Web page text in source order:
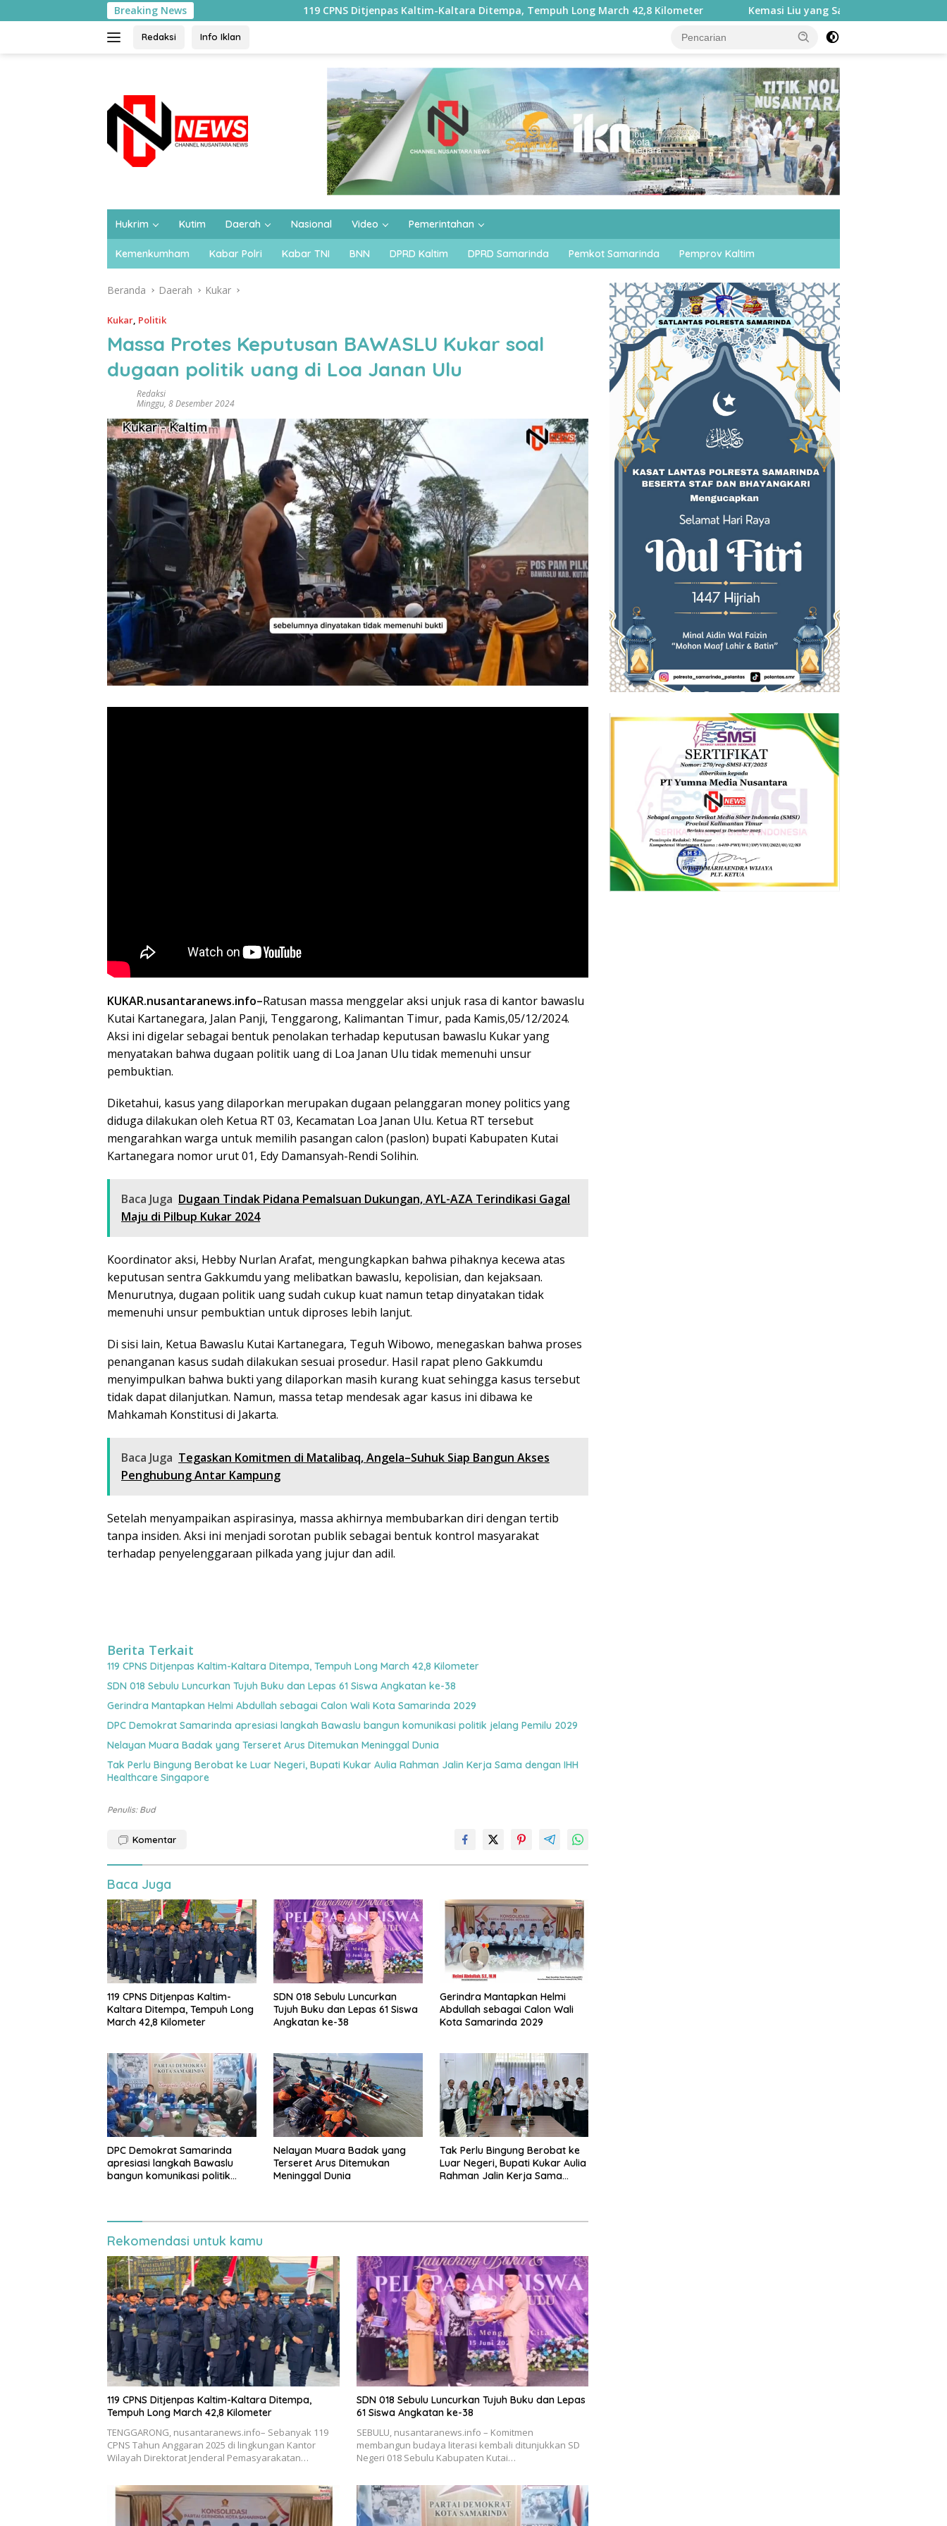
ke
Breaking News119 CPNS Ditjenpas Kaltim-Kaltara Ditempa, Tempuh Long March 42,8 Kilometer Kemasi Liu yang Saya Kenal: Di Balik Perjuangan Seorang
Redaksi Info Iklan
Hukrim Kutim Daerah Nasional Video Pemerintahan
Kemenkumham Kabar Polri Kabar TNI BNN DPRD Kaltim DPRD Samarinda Pemkot Samarinda Pemprov Kaltim
Beranda Daerah Kukar
Kukar, Politik
Massa Protes Keputusan BAWASLU Kukar soal
dugaan politik uang di Loa Janan Ulu
Redaksi
Minggu, 8 Desember 2024
KUKAR.nusantaranews.info–Ratusan massa menggelar aksi unjuk rasa di kantor bawaslu
Kutai Kartanegara, Jalan Panji, Tenggarong, Kalimantan Timur, pada Kamis,05/12/2024.
Aksi ini digelar sebagai bentuk penolakan terhadap keputusan bawaslu Kukar yang
menyatakan bahwa dugaan politik uang di Loa Janan Ulu tidak memenuhi unsur
pembuktian.
Diketahui, kasus yang dilaporkan merupakan dugaan pelanggaran money politics yang
diduga dilakukan oleh Ketua RT 03, Kecamatan Loa Janan Ulu. Ketua RT tersebut
mengarahkan warga untuk memilih pasangan calon (paslon) bupati Kabupaten Kutai
Kartanegara nomor urut 01, Edy Damansyah-Rendi Solihin.
Baca Juga Dugaan Tindak Pidana Pemalsuan Dukungan, AYL-AZA Terindikasi Gagal
Maju di Pilbup Kukar 2024
Koordinator aksi, Hebby Nurlan Arafat, mengungkapkan bahwa pihaknya kecewa atas
keputusan sentra Gakkumdu yang melibatkan bawaslu, kepolisian, dan kejaksaan.
Menurutnya, dugaan politik uang sudah cukup kuat namun tetap dinyatakan tidak
memenuhi unsur pembuktian untuk diproses lebih lanjut.
Di sisi lain, Ketua Bawaslu Kutai Kartanegara, Teguh Wibowo, menegaskan bahwa proses
penanganan kasus sudah dilakukan sesuai prosedur. Hasil rapat pleno Gakkumdu
menyimpulkan bahwa bukti yang dilaporkan masih kurang kuat sehingga kasus tersebut
tidak dapat dilanjutkan. Namun, massa tetap mendesak agar kasus ini dibawa ke
Mahkamah Konstitusi di Jakarta.
Baca Juga Tegaskan Komitmen di Matalibaq, Angela–Suhuk Siap Bangun Akses
Penghubung Antar Kampung
Setelah menyampaikan aspirasinya, massa akhirnya membubarkan diri dengan tertib
tanpa insiden. Aksi ini menjadi sorotan publik sebagai bentuk kontrol masyarakat
terhadap penyelenggaraan pilkada yang jujur dan adil.
Berita Terkait
119 CPNS Ditjenpas Kaltim-Kaltara Ditempa, Tempuh Long March 42,8 Kilometer
SDN 018 Sebulu Luncurkan Tujuh Buku dan Lepas 61 Siswa Angkatan ke-38
Gerindra Mantapkan Helmi Abdullah sebagai Calon Wali Kota Samarinda 2029
DPC Demokrat Samarinda apresiasi langkah Bawaslu bangun komunikasi politik jelang Pemilu 2029
Nelayan Muara Badak yang Terseret Arus Ditemukan Meninggal Dunia
Tak Perlu Bingung Berobat ke Luar Negeri, Bupati Kukar Aulia Rahman Jalin Kerja Sama dengan IHH
Healthcare Singapore
Penulis: Bud
Komentar
Baca Juga
119 CPNS Ditjenpas Kaltim-
Kaltara Ditempa, Tempuh Long
March 42,8 Kilometer
SDN 018 Sebulu Luncurkan
Tujuh Buku dan Lepas 61 Siswa
Angkatan ke-38
Gerindra Mantapkan Helmi
Abdullah sebagai Calon Wali
Kota Samarinda 2029
DPC Demokrat Samarinda
apresiasi langkah Bawaslu
bangun komunikasi politik
Nelayan Muara Badak yang
Terseret Arus Ditemukan
Meninggal Dunia
Tak Perlu Bingung Berobat ke
Luar Negeri, Bupati Kukar Aulia
Rahman Jalin Kerja Sama
Rekomendasi untuk kamu
119 CPNS Ditjenpas Kaltim-Kaltara Ditempa,
Tempuh Long March 42,8 Kilometer
TENGGARONG, nusantaranews.info– Sebanyak 119
CPNS Tahun Anggaran 2025 di lingkungan Kantor
Wilayah Direktorat Jenderal Pemasyarakatan…
SDN 018 Sebulu Luncurkan Tujuh Buku dan Lepas
61 Siswa Angkatan ke-38
SEBULU, nusantaranews.info – Komitmen
membangun budaya literasi kembali ditunjukkan SD
Negeri 018 Sebulu Kabupaten Kutai…